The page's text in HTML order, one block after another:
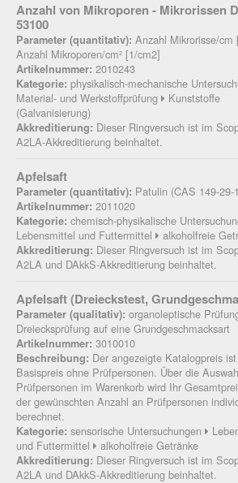
Anzahl von Mikroporen - Mikrorissen
53100
Parameter (quantitativ): Anzahl Mikrorisse/cm
Anzahl Mikroporen/cm² [1/cm2]
Artikelnummer: 2010243
Kategorie: physikalisch-mechanische
Material- und Werkstoffprüfung
Kunststoffe
(Galvanisierung)
Akkreditierung: Dieser Ringversuch ist im
A2LA-Akkreditierung beinhaltet.
Apfelsaft
Parameter (quantitativ): Patulin (CAS 149-29-
Artikelnummer: 2011020
Kategorie: chemisch-physikalische
Lebensmittel und Futtermittel
alkoholfreie
Akkreditierung: Dieser Ringversuch ist im
A2LA und DAkkS-Akkreditierung beinhaltet.
Apfelsaft (Dreieckstest,
Parameter (qualitativ): organoleptische
Dreiecksprüfung auf eine Grundgeschmacksart
Artikelnummer: 3010010
Beschreibung: Der angezeigte Katalogpreis
Basispreis ohne Prüfpersonen. Über die
Prüfpersonen im Warenkorb wird Ihr
der gewünschten Anzahl an Prüfpersonen
berechnet.
Kategorie: sensorische Untersuchungen
und Futtermittel
alkoholfreie Getränke
Akkreditierung: Dieser Ringversuch ist im
A2LA und DAkkS-Akkreditierung beinhaltet.